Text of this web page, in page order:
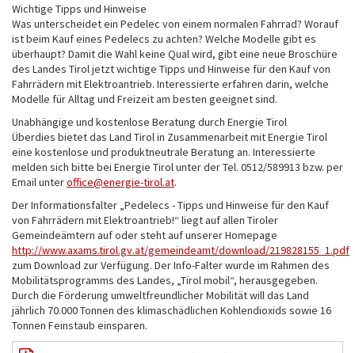
Wichtige Tipps und Hinweise
Was unterscheidet ein Pedelec von einem normalen Fahrrad? Worauf
ist beim Kauf eines Pedelecs zu achten? Welche Modelle gibt es
überhaupt? Damit die Wahl keine Qual wird, gibt eine neue Broschüre
des Landes Tirol jetzt wichtige Tipps und Hinweise für den Kauf von
Fahrrädern mit Elektroantrieb. Interessierte erfahren darin, welche
Modelle für Alltag und Freizeit am besten geeignet sind.
Unabhängige und kostenlose Beratung durch Energie Tirol
Überdies bietet das Land Tirol in Zusammenarbeit mit Energie Tirol
eine kostenlose und produktneutrale Beratung an. Interessierte
melden sich bitte bei Energie Tirol unter der Tel. 0512/589913 bzw. per
Email unteroffice energie-tirol.at.
Der Informationsfalter „Pedelecs - Tipps und Hinweise für den Kauf
von Fahrrädern mit Elektroantrieb!“ liegt auf allen Tiroler
Gemeindeämtern auf oder steht auf unserer Homepage
http://www.axams.tirol.gv.at/gemeindeamt/download/219828155_1.pdf
zum Download zur Verfügung. Der Info-Falter wurde im Rahmen des
Mobilitätsprogramms des Landes, „Tirol mobil“, herausgegeben.
Durch die Förderung umweltfreundlicher Mobilität will das Land
jährlich 70.000 Tonnen des klimaschädlichen Kohlendioxids sowie 16
Tonnen Feinstaub einsparen.